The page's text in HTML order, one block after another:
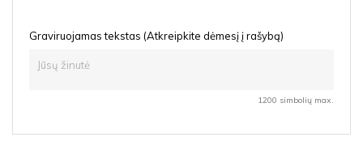
Graviruojamas tekstas (Atkreipkite dėmesį į rašybą)
1200 simbolių max.